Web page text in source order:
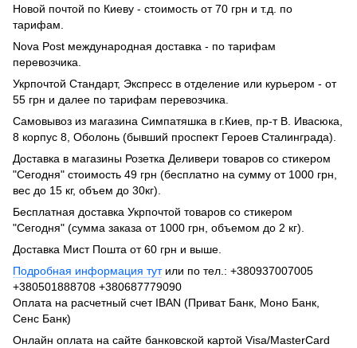
Новой почтой по Киеву - стоимость от 70 грн и т.д. по
тарифам.
Nova Post международная доставка - по тарифам
перевозчика.
Укрпочтой Стандарт, Экспресс в отделение или курьером - от
55 грн и далее по тарифам перевозчика.
Самовывоз из магазина Симпатяшка в г.Киев, пр-т В. Ивасюка,
8 корпус 8, Оболонь (бывший проспект Героев Сталинграда).
Доставка в магазины Розетка Деливери товаров со стикером
"Сегодня" стоимость 49 грн (бесплатно на сумму от 1000 грн,
вес до 15 кг, объем до 30кг).
Бесплатная доставка Укрпочтой товаров со стикером
"Сегодня" (сумма заказа от 1000 грн, объемом до 2 кг).
Доставка Мист Пошта от 60 грн и выше.
Подробная информация тутили по тел.: +380937007005
+380501888708 +380687779090
Оплата на расчетный счет IBAN (Приват Банк, Моно Банк,
Сенс Банк)
Онлайн оплата на сайте банковской картой Visa/MasterCard